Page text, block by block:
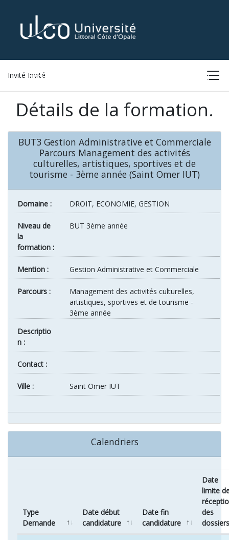
Invité Invité
ACCUEIL CONNEXION
Détails de la formation.
BUT3 Gestion Administrative et Commerciale
Parcours Management des activités
culturelles, artistiques, sportives et de
tourisme - 3ème année (Saint Omer IUT)
Domaine : DROIT, ECONOMIE, GESTION
Niveau de
la
formation :
BUT 3ème année
Mention : Gestion Administrative et Commerciale
Parcours :
Management des activités culturelles,
artistiques, sportives et de tourisme -
3ème année
Descriptio
n :
Contact :
ville : Saint Omer IUT
Calendriers
Type
Demande
Date début
candidature
Date fin
candidature
Date
limite
des
dossiers